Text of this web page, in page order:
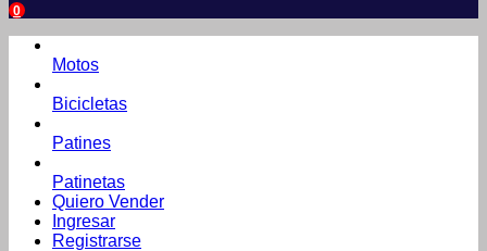
0
Motos
Bicicletas
Patines
Patinetas
Quiero Vender
Ingresar
Registrarse